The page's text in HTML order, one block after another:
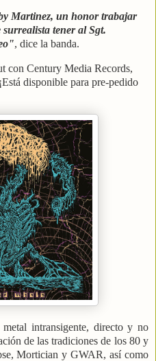
Martinez, un honor trabajar
tener al Sgt.
, dice la banda.
con Century Media Records,
disponible para pre-pedido
intransigente, directo y no
de las tradiciones de los 80 y
Mortician y GWAR, así como